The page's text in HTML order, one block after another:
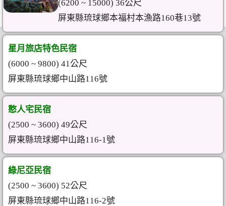
(6200 ~ 15000) 36公尺
屏東縣琉球鄉本福村本漁路160巷13號
星月旅店特色民宿
(6000 ~ 9800) 41公尺
屏東縣琉球鄉中山路116號
憨人宅民宿
(2500 ~ 3600) 49公尺
屏東縣琉球鄉中山路116-1號
綠尼亞民宿
(2500 ~ 3600) 52公尺
屏東縣琉球鄉中山路116-2號